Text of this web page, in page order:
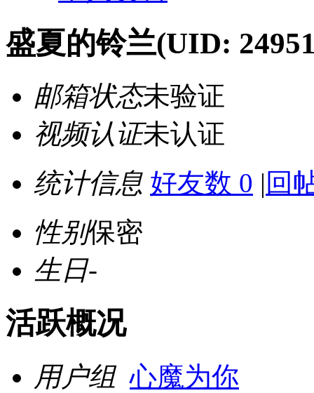
盛夏的铃兰(UID:
邮箱状态未验证
视频认证未认证
统计信息 好友数 0 | 回
性别保密
生日-
活跃概况
用户组心魔为你